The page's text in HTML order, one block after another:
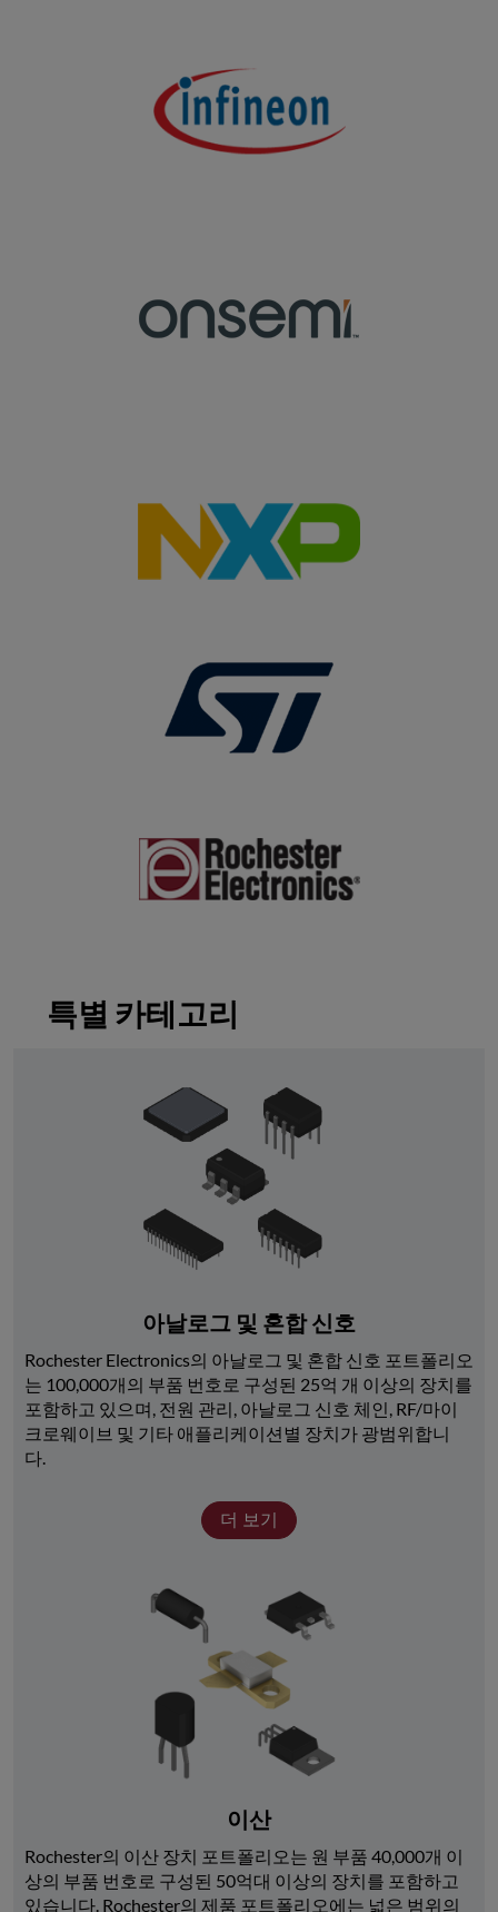
특별 카테고리
아날로그 및 혼합 신호
Rochester Electronics의 아날로그 및 혼합 신호 포트폴리오
는 100,000개의 부품 번호로 구성된 25억 개 이상의 장치를
포함하고 있으며, 전원 관리, 아날로그 신호 체인, RF/마이
크로웨이브 및 기타 애플리케이션별 장치가 광범위합니
다.
더 보기
이산
Rochester의 이산 장치 포트폴리오는 원 부품 40,000개 이
상의 부품 번호로 구성된 50억대 이상의 장치를 포함하고
있습니다. Rochester의 제품 포트폴리오에는 넓은 범위의